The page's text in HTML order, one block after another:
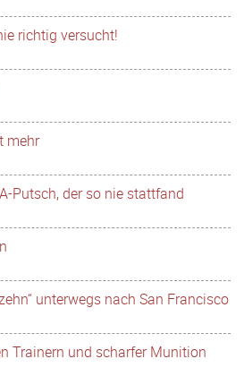
richtig versucht!
mehr
Putsch, der so nie stattfand
unterwegs nach San Francisco
Trainern und scharfer Munition